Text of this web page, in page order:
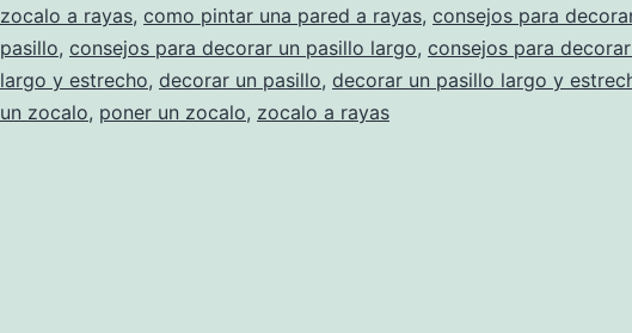
rayas
paso
a
zocalo a rayas, como pintar una pared a rayas, consejos para
pasillo, consejos para decorar un pasillo largo, consejos para
largo y estrecho, decorar un pasillo, decorar un pasillo largo y
un zocalo, poner un zocalo, zocalo a rayas